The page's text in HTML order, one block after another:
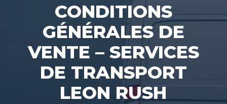
CONDITIONS
GÉNÉRALES DE
VENTE – SERVICES
DE TRANSPORT
LEON RUSH